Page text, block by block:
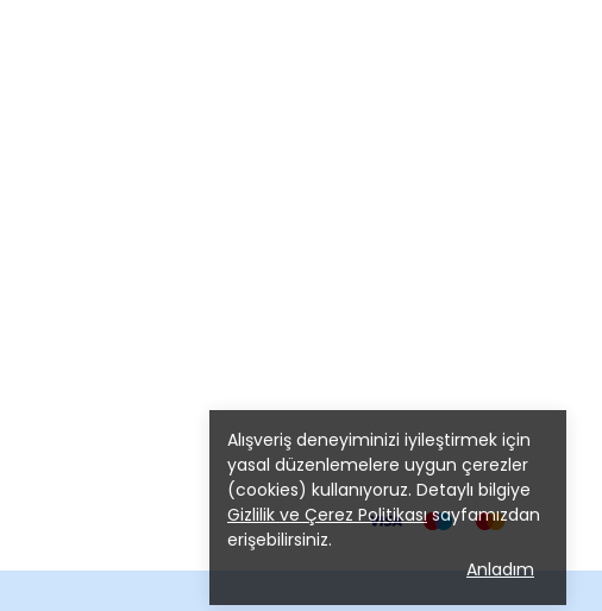
Alışveriş deneyiminizi iyileştirmek için
yasal düzenlemelere uygun çerezler
(cookies) kullanıyoruz. Detaylı bilgiye
Gizlilik ve Çerez Politikasısayfamızdan
erişebilirsiniz.
Anladım